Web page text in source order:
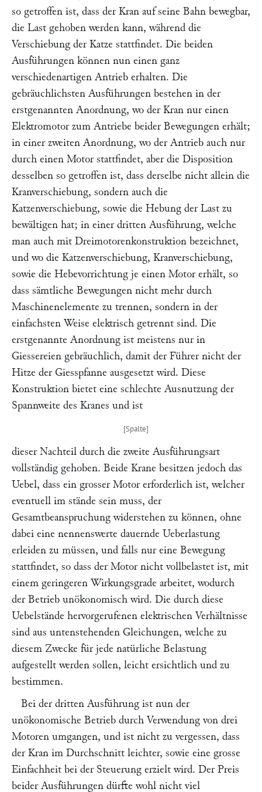
so getroffen ist, dass der Kran auf seine Bahn bewegbar,
die Last gehoben werden kann, während die
Verschiebung der Katze stattfindet. Die beiden
Ausführungen können nun einen ganz
verschiedenartigen Antrieb erhalten. Die
gebräuchlichsten Ausführungen bestehen in der
erstgenannten Anordnung, wo der Kran nur einen
Elektromotor zum Antriebe beider Bewegungen erhält;
in einer zweiten Anordnung, wo der Antrieb auch nur
durch einen Motor stattfindet, aber die Disposition
desselben so getroffen ist, dass derselbe nicht allein die
Kranverschiebung, sondern auch die
Katzenverschiebung, sowie die Hebung der Last zu
bewältigen hat; in einer dritten Ausführung, welche
man auch mit Dreimotorenkonstruktion bezeichnet,
und wo die Katzenverschiebung, Kranverschiebung,
sowie die Hebevorrichtung je einen Motor erhält, so
dass sämtliche Bewegungen nicht mehr durch
Maschinenelemente zu trennen, sondern in der
einfachsten Weise elektrisch getrennt sind. Die
erstgenannte Anordnung ist meistens nur in
Giessereien gebräuchlich, damit der Führer nicht der
Hitze der Giesspfanne ausgesetzt wird. Diese
Konstruktion bietet eine schlechte Ausnutzung der
Spannweite des Kranes und ist
dieser Nachteil durch die zweite Ausführungsart
vollständig gehoben. Beide Krane besitzen jedoch das
Uebel, dass ein grosser Motor erforderlich ist, welcher
eventuell im stände sein muss, der
Gesamtbeanspruchung widerstehen zu können, ohne
dabei eine nennenswerte dauernde Ueberlastung
erleiden zu müssen, und falls nur eine Bewegung
stattfindet, so dass der Motor nicht vollbelastet ist, mit
einem geringeren Wirkungsgrade arbeitet, wodurch
der Betrieb unökonomisch wird. Die durch diese
Uebelstände hervorgerufenen elektrischen Verhältnisse
sind aus untenstehenden Gleichungen, welche zu
diesem Zwecke für jede natürliche Belastung
aufgestellt werden sollen, leicht ersichtlich und zu
bestimmen.
Bei der dritten Ausführung ist nun der
unökonomische Betrieb durch Verwendung von drei
Motoren umgangen, und ist nicht zu vergessen, dass
der Kran im Durchschnitt leichter, sowie eine grosse
Einfachheit bei der Steuerung erzielt wird. Der Preis
beider Ausführungen dürfte wohl nicht viel